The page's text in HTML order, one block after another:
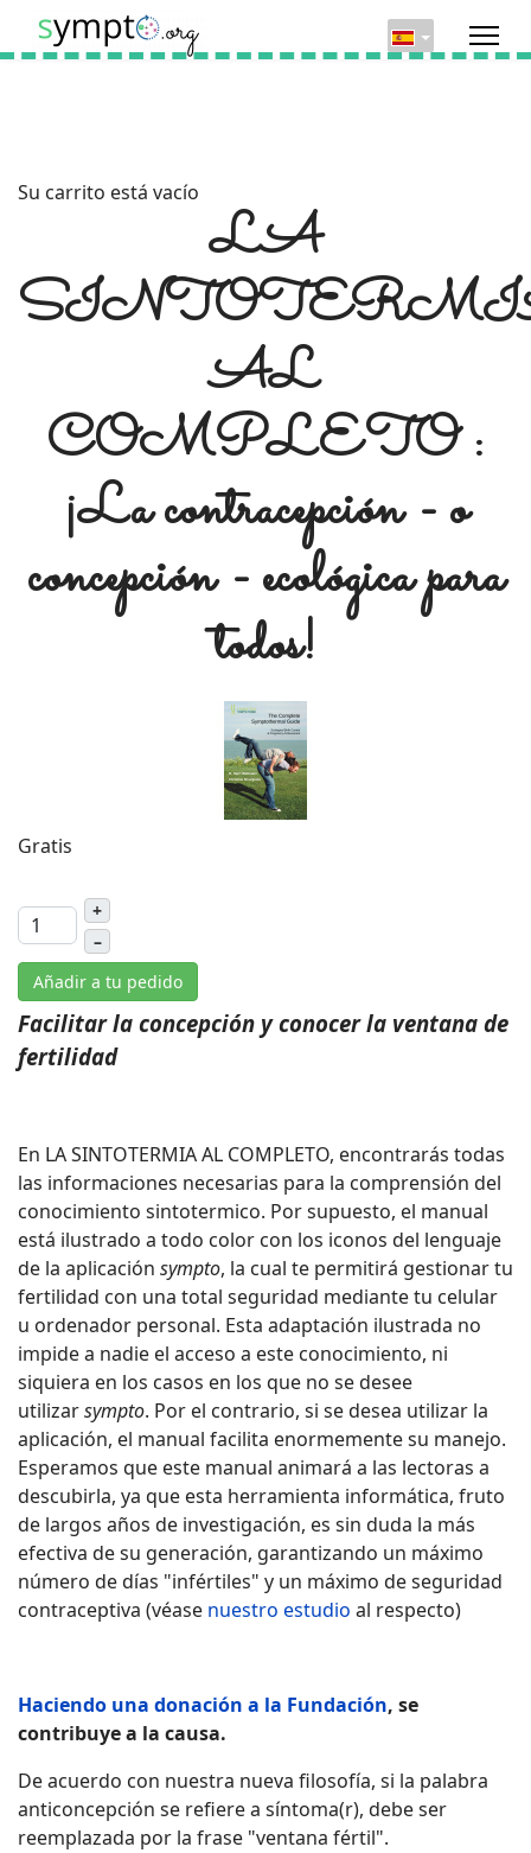
Su carrito está vacío
LA
AL
COMPLETO :
¡La contracepción - o
concepción - ecológica para
todos!
Gratis
+
–
Añadir a tu pedido
Facilitar la concepción y conocer la ventana de
fertilidad
En LA SINTOTERMIA AL COMPLETO, encontrarás todas
las informaciones necesarias para la comprensión del
conocimiento sintotermico. Por supuesto, el manual
está ilustrado a todo color con los iconos del lenguaje
de la aplicación sympto, la cual te permitirá gestionar tu
fertilidad con una total seguridad mediante tu celular
u ordenador personal. Esta adaptación ilustrada no
impide a nadie el acceso a este conocimiento, ni
siquiera en los casos en los que no se desee
utilizarsympto. Por el contrario, si se desea utilizar la
aplicación, el manual facilita enormemente su manejo.
Esperamos que este manual animará a las lectoras a
descubirla, ya que esta herramienta informática, fruto
de largos años de investigación, es sin duda la más
efectiva de su generación, garantizando un máximo
número de días "infértiles" y un máximo de seguridad
contraceptiva (véase nuestro estudio al respecto)
Haciendo una donación a la Fundación, se
contribuye a la causa.
De acuerdo con nuestra nueva filosofía, si la palabra
anticoncepción se refiere a síntoma(r), debe ser
reemplazada por la frase "ventana fértil".